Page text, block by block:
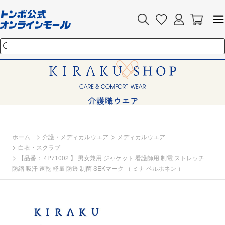
ホーム > 介護・メディカルウエア > メディカルウエア
> 白衣・スクラブ
>
【品番： 4P71002 】 男女兼用 ジャケット 看護師用 制電 ストレッチ
防縮 吸汗 速乾 軽量 防透 制菌 SEKマーク （ ミナ ペルホネン ）